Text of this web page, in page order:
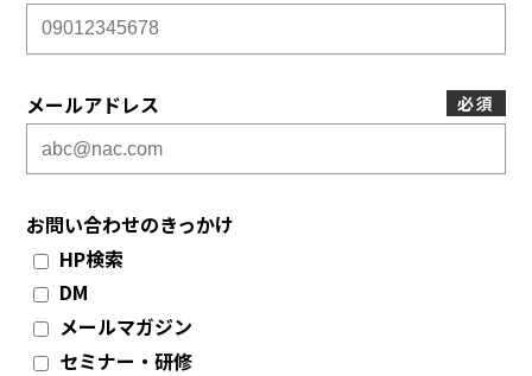
メールアドレス 必須
お問い合わせのきっかけ
HP検索
DM
メールマガジン
セミナー・研修